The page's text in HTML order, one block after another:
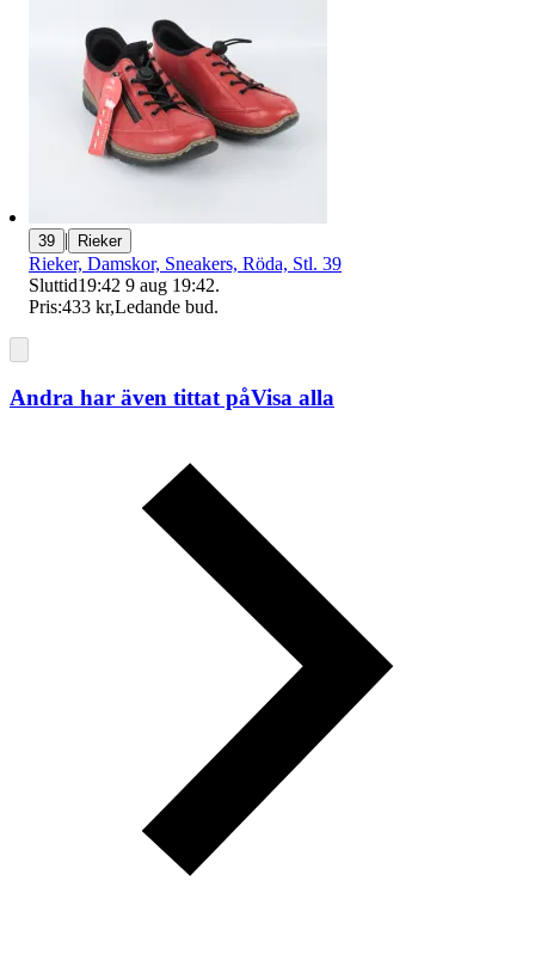
39 | Rieker
Rieker, Damskor, Sneakers, Röda, Stl. 39
Sluttid19:42 9 aug 19:42.
Pris:433 kr,Ledande bud.
Andra har även tittat påVisa alla